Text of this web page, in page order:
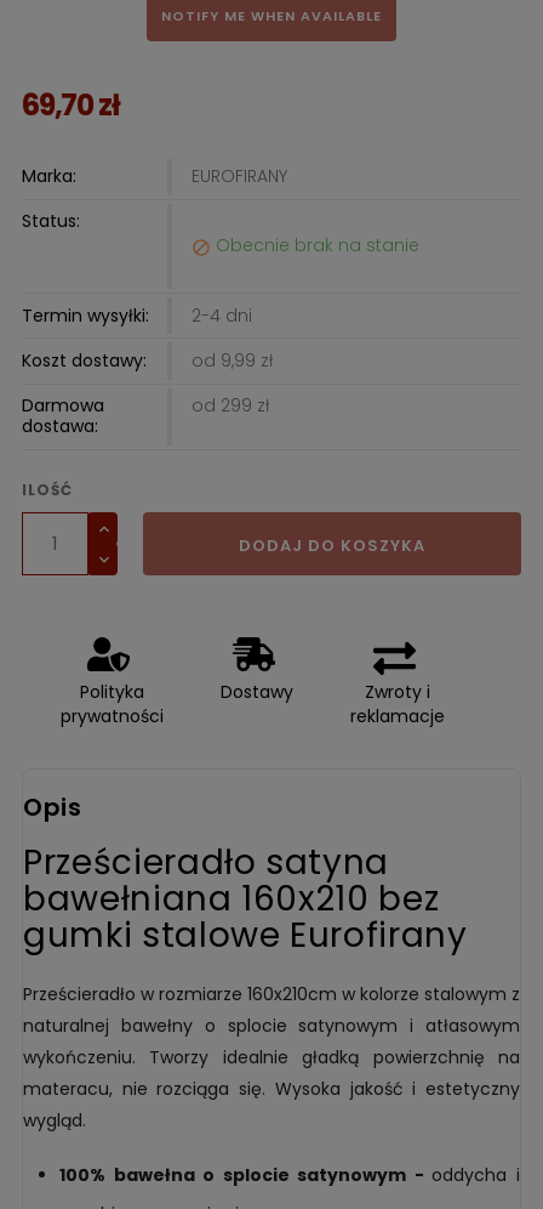
NOTIFY ME WHEN AVAILABLE
69,70 zł
Marka:
EUROFIRANY
Status:
 Obecnie brak na stanie
Termin wysyłki:
2-4 dni
Koszt dostawy:
od 9,99 zł
Darmowa
dostawa:
od 299 zł
ILOŚĆ
DODAJ DO KOSZYKA
Polityka
prywatności
Dostawy
Zwroty i
reklamacje
Opis
Prześcieradło satyna
bawełniana 160x210 bez
gumki stalowe Eurofirany
Prześcieradło w rozmiarze 160x210cm w kolorze stalowym z
naturalnej bawełny o splocie satynowym i atłasowym
wykończeniu. Tworzy idealnie gładką powierzchnię na
materacu, nie rozciąga się. Wysoka jakość i estetyczny
wygląd.
100% bawełna o splocie satynowym - oddycha i